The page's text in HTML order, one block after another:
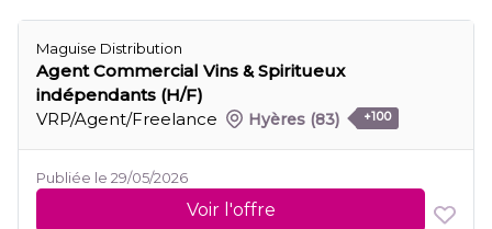
Maguise Distribution
Agent Commercial Vins & Spiritueux
indépendants (H/F)
VRP/Agent/Freelance
Hyères (83) +100
Publiée le 29/05/2026
Voir l'offre